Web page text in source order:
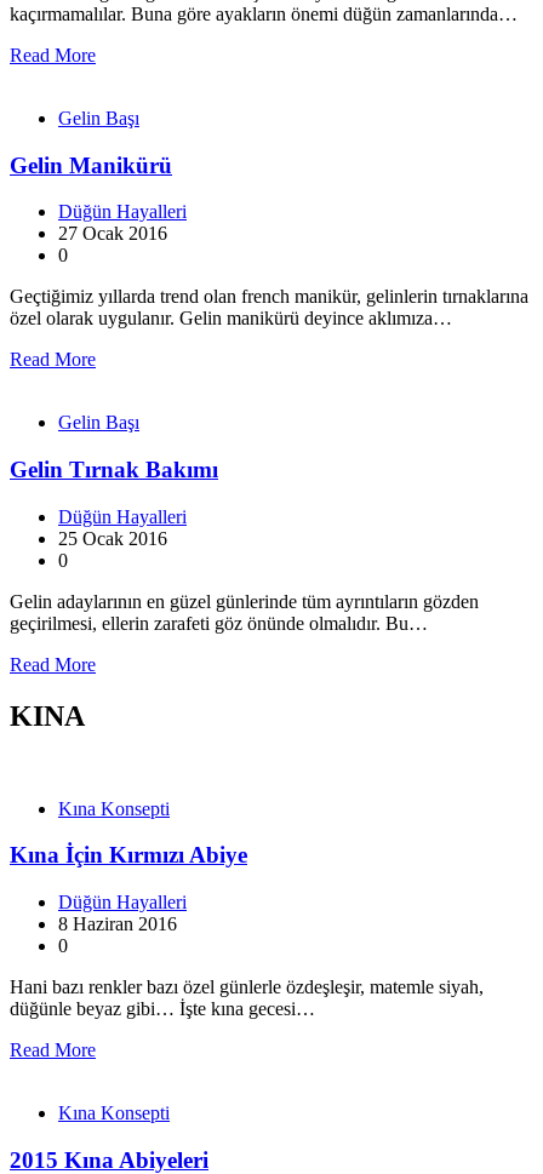
kaçırmamalılar. Buna göre ayakların önemi düğün zamanlarında…
Read More
Gelin Başı
Gelin Manikürü
Düğün Hayalleri
27 Ocak 2016
0
Geçtiğimiz yıllarda trend olan french manikür, gelinlerin tırnaklarına
özel olarak uygulanır. Gelin manikürü deyince aklımıza…
Read More
Gelin Başı
Gelin Tırnak Bakımı
Düğün Hayalleri
25 Ocak 2016
0
Gelin adaylarının en güzel günlerinde tüm ayrıntıların gözden
geçirilmesi, ellerin zarafeti göz önünde olmalıdır. Bu…
Read More
KINA
Kına Konsepti
Kına İçin Kırmızı Abiye
Düğün Hayalleri
8 Haziran 2016
0
Hani bazı renkler bazı özel günlerle özdeşleşir, matemle siyah,
düğünle beyaz gibi… İşte kına gecesi…
Read More
Kına Konsepti
2015 Kına Abiyeleri